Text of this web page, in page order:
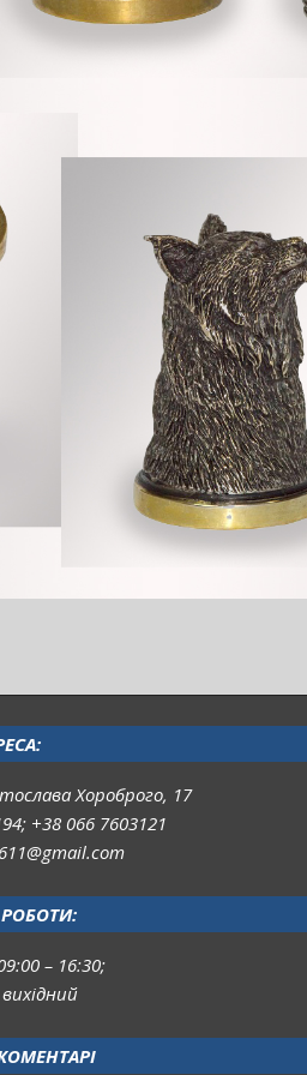
Хороброго, 17
+38 066 7603121
– 16:30;